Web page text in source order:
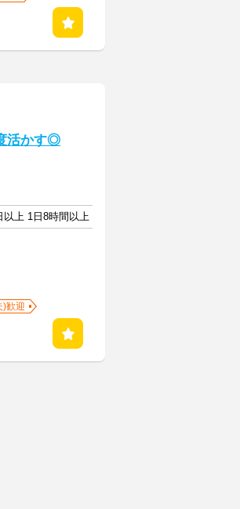
活かす◎
以上 1日8時間以上
)歓迎